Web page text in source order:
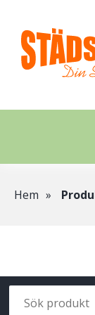
till
huvudinnehåll
Hem